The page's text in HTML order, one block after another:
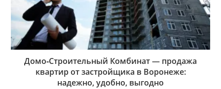
Домо‑Строительный Комбинат — продажа
квартир от застройщика в Воронеже:
надежно, удобно, выгодно